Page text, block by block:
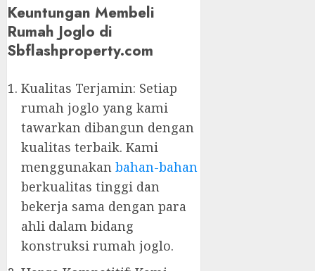
Keuntungan Membeli
Rumah Joglo di
Sbflashproperty.com
Kualitas Terjamin: Setiap
rumah joglo yang kami
tawarkan dibangun dengan
kualitas terbaik. Kami
menggunakan bahan-bahan
berkualitas tinggi dan
bekerja sama dengan para
ahli dalam bidang
konstruksi rumah joglo.